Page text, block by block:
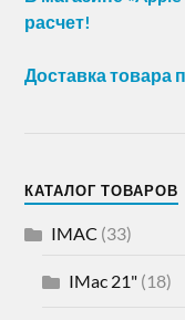
расчет!
Доставка товара
КАТАЛОГ ТОВАРОВ
IMAC (33)
IMac 21" (18)